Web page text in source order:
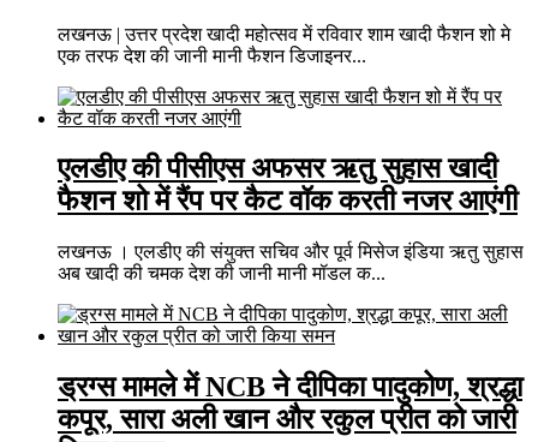
लखनऊ | उत्तर प्रदेश खादी महोत्सव में रविवार शाम खादी फैशन शो मे
एक तरफ देश की जानी मानी फैशन डिजाइनर...
एलडीए की पीसीएस अफसर ऋतु सुहास खादी
फैशन शो में रैंप पर कैट वॉक करती नजर आएंगी
लखनऊ । एलडीए की संयुक्‍त सचिव और पूर्व मिसेज इंडिया ऋतु सुहास
अब खादी की चमक देश की जानी मानी मॉडल क...
ड्रग्स मामले में NCB ने दीपिका पादुकोण, श्रद्धा
कपूर, सारा अली खान और रकुल प्रीत को जारी